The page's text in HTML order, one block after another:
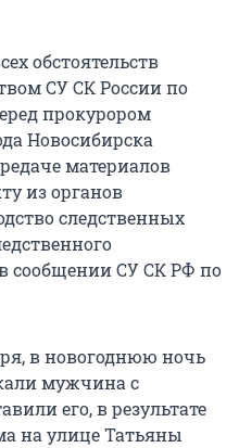
обстоятельств
СУ СК России по
прокурором
Новосибирска
материалов
из органов
следственных
сообщении СУ СК РФ по
в новогоднюю ночь
мужчина с
его, в результате
на улице Татьяны